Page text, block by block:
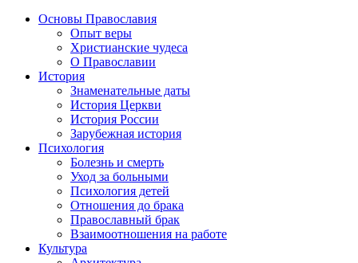
Основы Православия
Опыт веры
Христианские чудеса
О Православии
История
Знаменательные даты
История Церкви
История России
Зарубежная история
Психология
Болезнь и смерть
Уход за больными
Психология детей
Отношения до брака
Православный брак
Взаимоотношения на работе
Культура